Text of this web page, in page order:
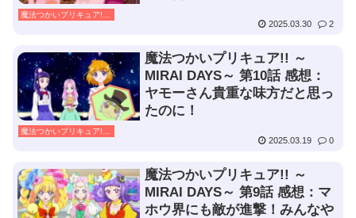
2025.03.30 2
魔法つかいプリキュア!! ～
MIRAI DAYS～ 第10話 感想：
ヤモーさん貴重な味方だと思っ
たのに！
2025.03.19 0
魔法つかいプリキュア!! ～
MIRAI DAYS～ 第9話 感想：マ
ホウ界にも敵が進撃！みんなや